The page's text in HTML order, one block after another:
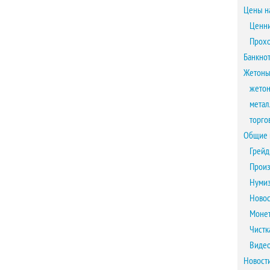
Цены
Общие